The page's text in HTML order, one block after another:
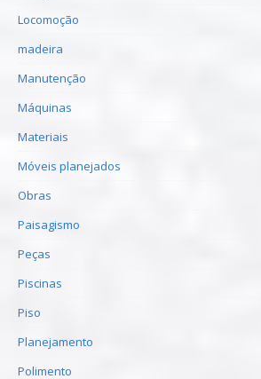
Locomoção
madeira
Manutenção
Máquinas
Materiais
Móveis planejados
Obras
Paisagismo
Peças
Piscinas
Piso
Planejamento
Polimento